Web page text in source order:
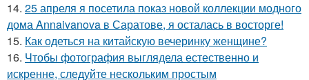
14. 25 апреля я посетила показ новой коллекции модного
дома Annaivanova в Саратове, я осталась в восторге!
15. Как одеться на китайскую вечеринку женщине?
16. Чтобы фотография выглядела естественно и
искренне, следуйте нескольким простым